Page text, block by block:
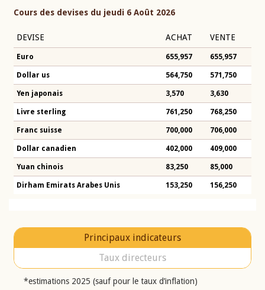
Cours des devises du jeudi 6 Août 2026
DEVISE ACHAT VENTE
Euro 655,957 655,957
Dollar us 564,750 571,750
Yen japonais 3,570 3,630
Livre sterling 761,250 768,250
Franc suisse 700,000 706,000
Dollar canadien 402,000 409,000
Yuan chinois 83,250 85,000
Dirham Emirats Arabes Unis 153,250 156,250
Principaux indicateurs
Taux directeurs
*estimations 2025 (sauf pour le taux d’inflation)